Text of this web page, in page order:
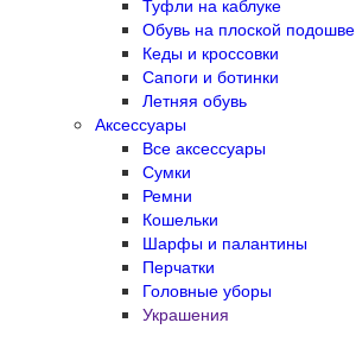
Туфли на каблуке
Обувь на плоской подошве
Кеды и кроссовки
Сапоги и ботинки
Летняя обувь
Аксессуары
Все аксессуары
Сумки
Ремни
Кошельки
Шарфы и палантины
Перчатки
Головные уборы
Украшения